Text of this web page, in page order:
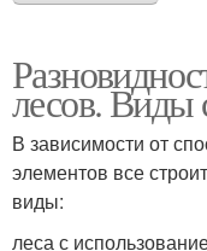
лесов. Виды
В зависимости от
элементов все
виды:
леса с